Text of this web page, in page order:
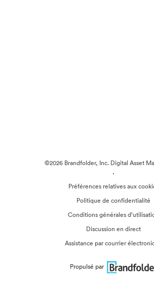
©2026 Brandfolder, Inc. Digital Asset
·
Préférences relatives aux
Politique de confidentialité
Conditions générales
Discussion en direct
Assistance par courrier
Propulsé par